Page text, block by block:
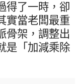
得了一時，卻
實當老闆最重
骨架，調整出
是「加減乘除